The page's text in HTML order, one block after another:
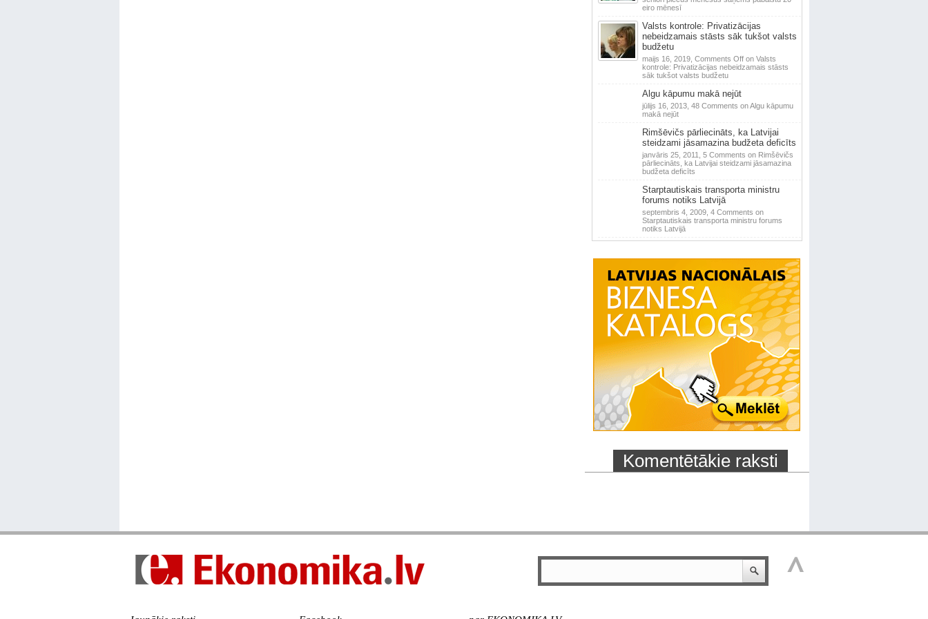
eiro mēnesī
Valsts kontrole: Privatizācijas
nebeidzamais stāsts sāk tukšot valsts
budžetu
maijs 16, 2019, Comments Offon Valsts
kontrole: Privatizācijas nebeidzamais stāsts
sāk tukšot valsts budžetu
Algu kāpumu makā nejūt
jūlijs 16, 2013, 48 Comments on Algu kāpumu
makā nejūt
Rimšēvičs pārliecināts, ka Latvijai
steidzami jāsamazina budžeta deficīts
janvāris 25, 2011, 5 Comments on Rimšēvičs
pārliecināts, ka Latvijai steidzami jāsamazina
budžeta deficīts
Starptautiskais transporta ministru
forums notiks Latvijā
septembris 4, 2009, 4 Comments on
Starptautiskais transporta ministru forums
notiks Latvijā
Komentētākie raksti